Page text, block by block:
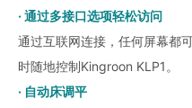
· 通过多接口选项轻松访问
通过互联网连接，任何屏幕都
时随地控制Kingroon KLP1。
· 自动床调平